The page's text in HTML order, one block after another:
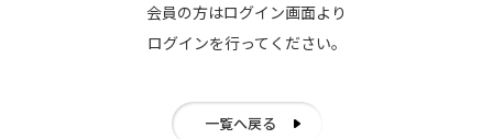
会員の方はログイン画面より
ログインを行ってください。
一覧へ戻る